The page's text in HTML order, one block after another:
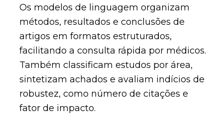
Os modelos de linguagem organizam
métodos, resultados e conclusões de
artigos em formatos estruturados,
facilitando a consulta rápida por médicos.
Também classificam estudos por área,
sintetizam achados e avaliam indícios de
robustez, como número de citações e
fator de impacto.